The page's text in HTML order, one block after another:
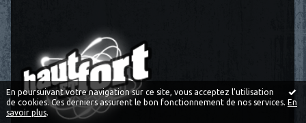
En poursuivant votre navigation sur ce site, vous acceptez l'utilisation
de cookies. Ces derniers assurent le bon fonctionnement de nos services. En
savoir plus.